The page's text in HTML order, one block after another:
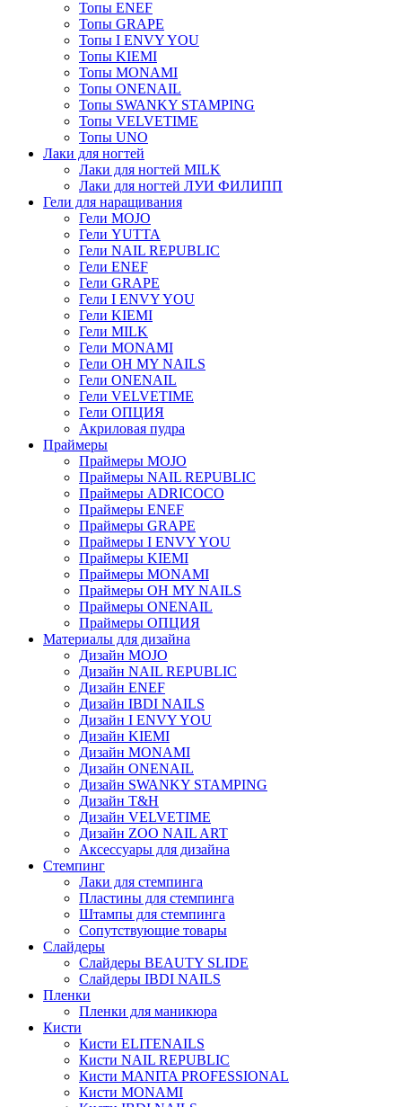
Топы ENEF
Топы GRAPE
Топы I ENVY YOU
Топы KIEMI
Топы MONAMI
Топы ONENAIL
Топы SWANKY STAMPING
Топы VELVETIME
Топы UNO
Лаки для ногтей
Лаки для ногтей MILK
Лаки для ногтей ЛУИ ФИЛИПП
Гели для наращивания
Гели MOJO
Гели YUTTA
Гели NAIL REPUBLIC
Гели ENEF
Гели GRAPE
Гели I ENVY YOU
Гели KIEMI
Гели MILK
Гели MONAMI
Гели OH MY NAILS
Гели ONENAIL
Гели VELVETIME
Гели ОПЦИЯ
Акриловая пудра
Праймеры
Праймеры MOJO
Праймеры NAIL REPUBLIC
Праймеры ADRICOCO
Праймеры ENEF
Праймеры GRAPE
Праймеры I ENVY YOU
Праймеры KIEMI
Праймеры MONAMI
Праймеры OH MY NAILS
Праймеры ONENAIL
Праймеры ОПЦИЯ
Материалы для дизайна
Дизайн MOJO
Дизайн NAIL REPUBLIC
Дизайн ENEF
Дизайн IBDI NAILS
Дизайн I ENVY YOU
Дизайн KIEMI
Дизайн MONAMI
Дизайн ONENAIL
Дизайн SWANKY STAMPING
Дизайн T&H
Дизайн VELVETIME
Дизайн ZOO NAIL ART
Аксессуары для дизайна
Стемпинг
Лаки для стемпинга
Пластины для стемпинга
Штампы для стемпинга
Сопутствующие товары
Слайдеры
Слайдеры BEAUTY SLIDE
Слайдеры IBDI NAILS
Пленки
Пленки для маникюра
Кисти
Кисти ELITENAILS
Кисти NAIL REPUBLIC
Кисти MANITA PROFESSIONAL
Кисти MONAMI